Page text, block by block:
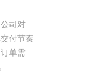
司对
付节奏
单需